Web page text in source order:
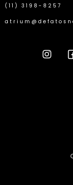
(11) 3198-8257